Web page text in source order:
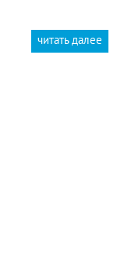
читать далее